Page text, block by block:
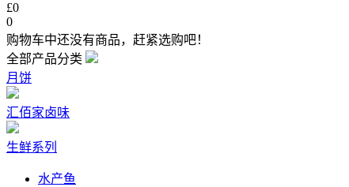
£0
0
购物车中还没有商品，赶紧选购吧！
全部产品分类
月饼
汇佰家卤味
生鲜系列
水产鱼